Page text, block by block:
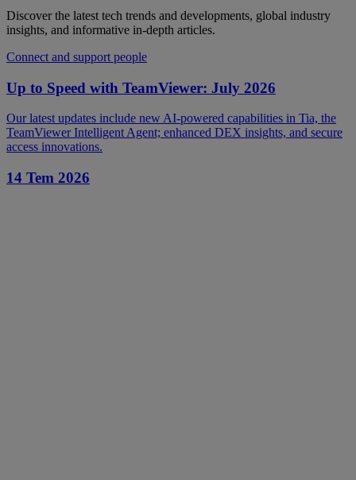
Discover the latest tech trends and developments, global industry
insights, and informative in-depth articles.
Connect and support people
Up to Speed with TeamViewer: July 2026
Our latest updates include new AI-powered capabilities in Tia, the
TeamViewer Intelligent Agent; enhanced DEX insights, and secure
access innovations.
14 Tem 2026